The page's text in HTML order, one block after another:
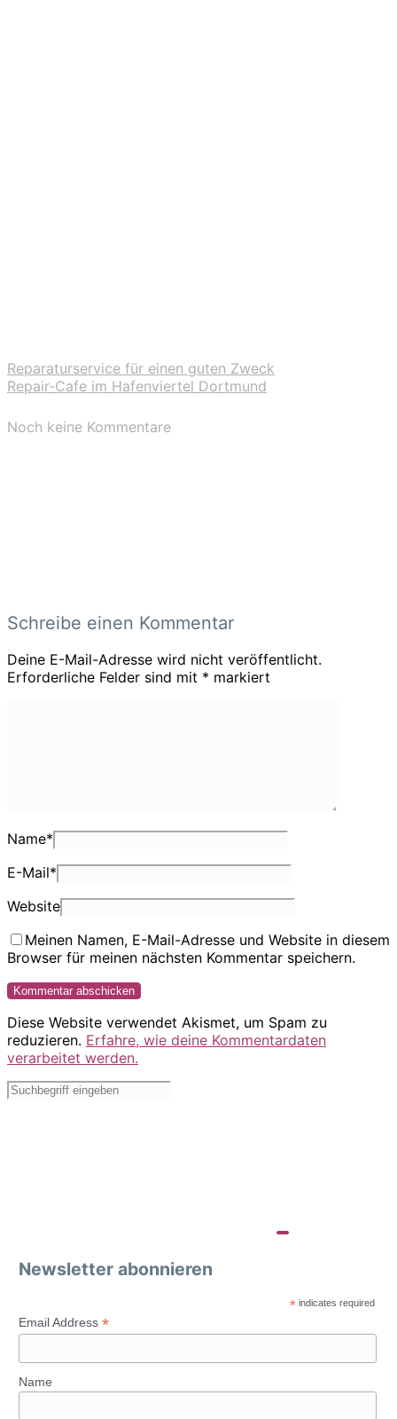
Reparaturservice für einen guten Zweck
Repair-Cafe im Hafenviertel Dortmund
Noch keine Kommentare
Schreibe einen Kommentar
Deine E-Mail-Adresse wird nicht veröffentlicht.
Erforderliche Felder sind mit * markiert
Name*
E-Mail*
Website
Meinen Namen, E-Mail-Adresse und Website in diesem
Browser für meinen nächsten Kommentar speichern.
Diese Website verwendet Akismet, um Spam zu
reduzieren. Erfahre, wie deine Kommentardaten
verarbeitet werden.
Newsletter abonnieren
* indicates required
Email Address *
Name